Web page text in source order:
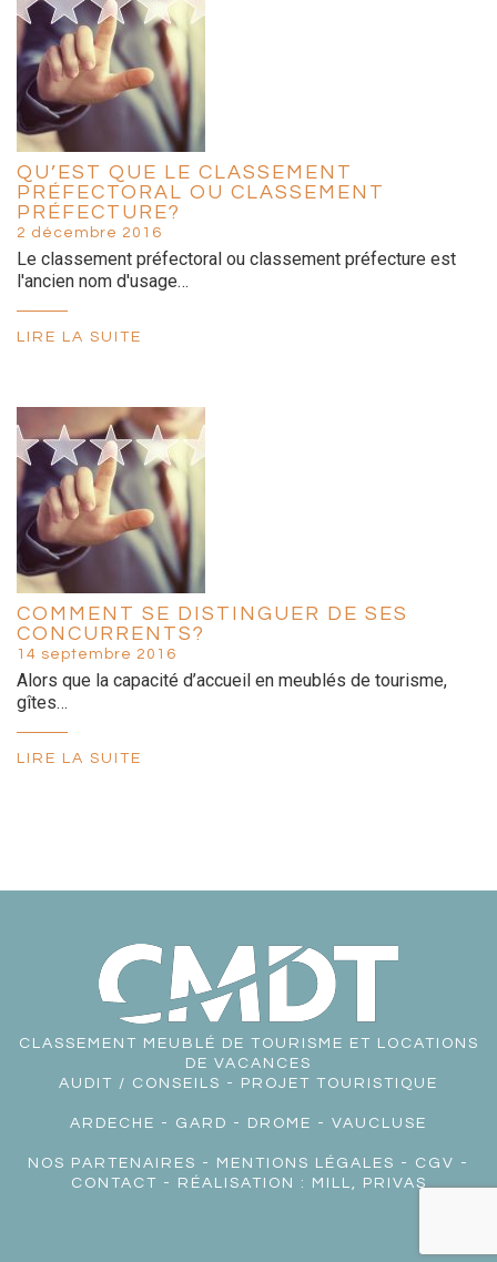
QU’EST QUE LE CLASSEMENT
PRÉFECTORAL OU CLASSEMENT
PRÉFECTURE?
2 décembre 2016
Le classement préfectoral ou classement préfecture est
l'ancien nom d'usage…
LIRE LA SUITE
COMMENT SE DISTINGUER DE SES
CONCURRENTS?
14 septembre 2016
Alors que la capacité d’accueil en meublés de tourisme,
gîtes…
LIRE LA SUITE
CLASSEMENT MEUBLÉ DE TOURISME ET LOCATIONS
DE VACANCES
AUDIT / CONSEILS - PROJET TOURISTIQUE
ARDECHE - GARD - DROME - VAUCLUSE
NOS PARTENAIRES - MENTIONS LÉGALES - CGV -
CONTACT - RÉALISATION : MILL, PRIVAS